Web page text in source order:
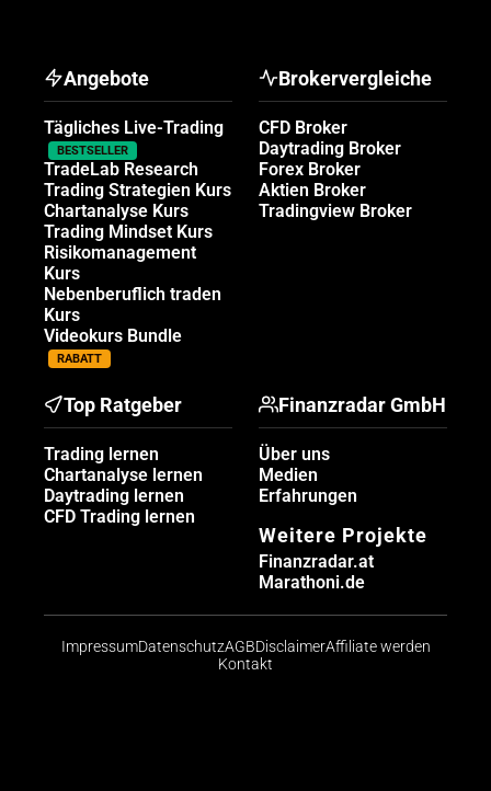
Angebote
Tägliches Live-Trading
BESTSELLER
TradeLab Research
Trading Strategien Kurs
Chartanalyse Kurs
Trading Mindset Kurs
Risikomanagement
Kurs
Nebenberuflich traden
Kurs
Videokurs Bundle
RABATT
Brokervergleiche
CFD Broker
Daytrading Broker
Forex Broker
Aktien Broker
Tradingview Broker
Top Ratgeber
Trading lernen
Chartanalyse lernen
Daytrading lernen
CFD Trading lernen
Finanzradar GmbH
Über uns
Medien
Erfahrungen
Weitere Projekte
Finanzradar.at
Marathoni.de
ImpressumDatenschutzAGBDisclaimerAffiliate werden
Kontakt